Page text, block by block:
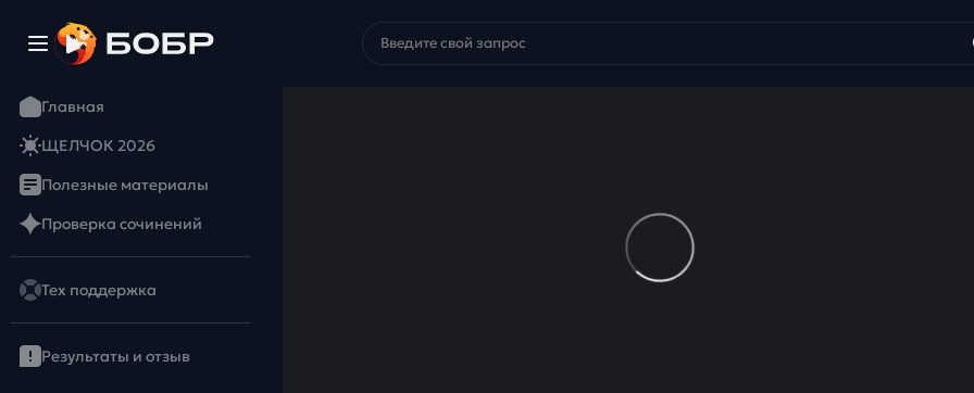
Главная
ЩЕЛЧОК 2026
Полезные материалы
Проверка сочинений
Тех поддержка
Результаты и отзыв